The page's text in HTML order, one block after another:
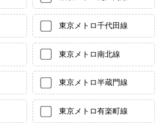
東京メトロ千代田線
東京メトロ南北線
東京メトロ半蔵門線
東京メトロ有楽町線